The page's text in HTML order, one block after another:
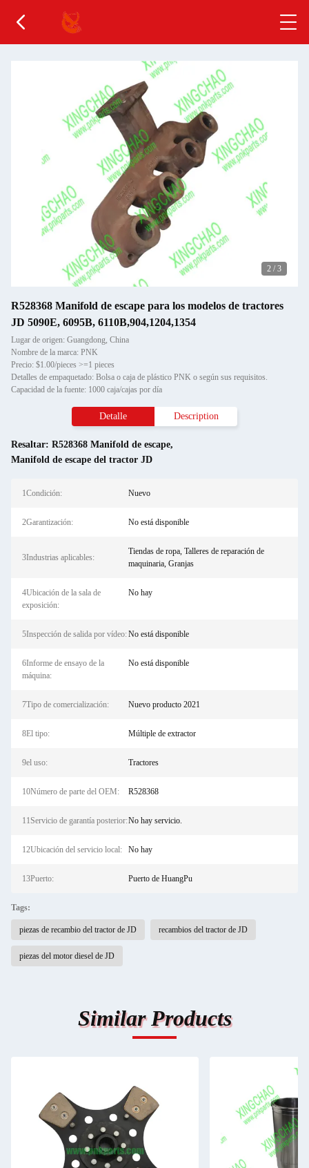
2 / 3
R528368 Manifold de escape para los modelos de tractores
JD 5090E, 6095B, 6110B,904,1204,1354
Lugar de origen: Guangdong, China
Nombre de la marca: PNK
Precio: $1.00/pieces >=1 pieces
Detalles de empaquetado: Bolsa o caja de plástico PNK o según sus requisitos.
Capacidad de la fuente: 1000 caja/cajas por día
Detalle Description
Resaltar: R528368 Manifold de escape,
Manifold de escape del tractor JD
1Condición: Nuevo
2Garantización: No está disponible
3Industrias aplicables:
Tiendas de ropa, Talleres de reparación de
maquinaria, Granjas
4Ubicación de la sala de
exposición:
No hay
5Inspección de salida por vídeo:No está disponible
6Informe de ensayo de la
máquina:
No está disponible
7Tipo de comercialización: Nuevo producto 2021
8El tipo: Múltiple de extractor
9el uso: Tractores
10Número de parte del OEM: R528368
11Servicio de garantía posterior:No hay servicio.
12Ubicación del servicio local: No hay
13Puerto: Puerto de HuangPu
Tags:
piezas de recambio del tractor de JD recambios del tractor de JD
piezas del motor diesel de JD
Similar Products